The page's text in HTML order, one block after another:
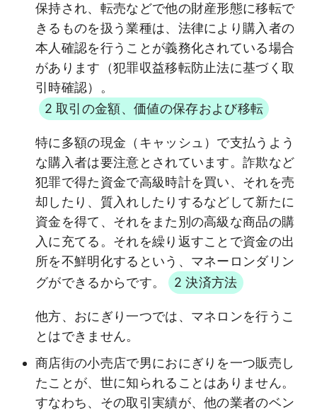
保持され、転売などで他の財産形態に移転で
きるものを扱う業種は、法律により購入者の
本人確認を行うことが義務化されている場合
があります（犯罪収益移転防止法に基づく取
引時確認）。
2 取引の金額、価値の保存および移転
特に多額の現金（キャッシュ）で支払うよう
な購入者は要注意とされています。詐欺など
犯罪で得た資金で高級時計を買い、それを売
却したり、質入れしたりするなどして新たに
資金を得て、それをまた別の高級な商品の購
入に充てる。それを繰り返すことで資金の出
所を不鮮明化するという、マネーロンダリン
グができるからです。
2 決済方法
他方、おにぎり一つでは、マネロンを行うこ
とはできません。
商店街の小売店で男におにぎりを一つ販売し
たことが、世に知られることはありません。
すなわち、その取引実績が、他の業者のベン